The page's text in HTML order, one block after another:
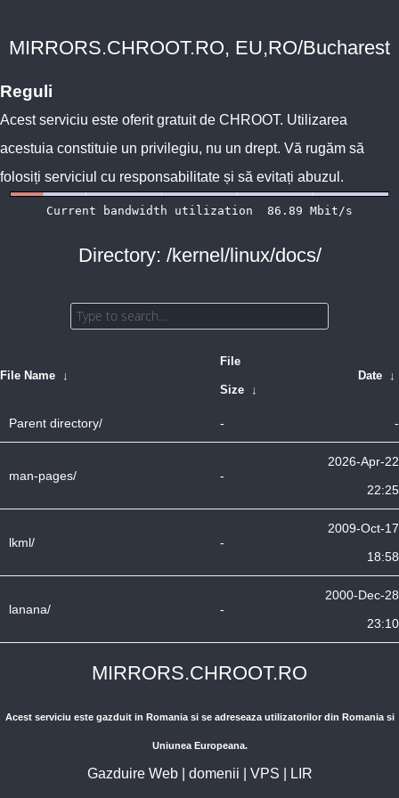
MIRRORS.CHROOT.RO, EU,RO/Bucharest
Reguli
Acest serviciu este oferit gratuit de CHROOT. Utilizarea
acestuia constituie un privilegiu, nu un drept. Vă rugăm să
folosiți serviciul cu responsabilitate și să evitați abuzul.
Directory: /kernel/linux/docs/
File Name ↓
File
Size ↓
Date ↓
Parent directory/ - -
man-pages/ -
2026-Apr-22
22:25
lkml/ -
2009-Oct-17
18:58
lanana/ -
2000-Dec-28
23:10
MIRRORS.CHROOT.RO
Acest serviciu este gazduit in Romania si se adreseaza utilizatorilor din Romania si
Uniunea Europeana.
Gazduire Web| domenii VPS LIR